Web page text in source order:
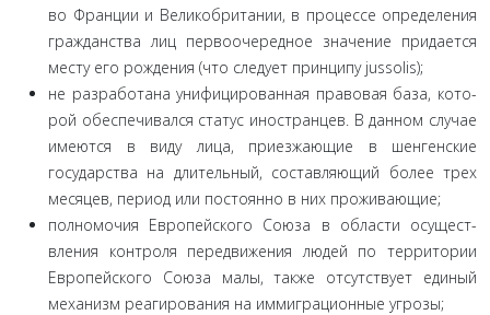
во Франции и Великобритании, в про­цессе определения
гражданства лиц первоочередное значение придается
месту его рождения (что следует принципу jussolis);
не разработана унифицированная правовая база, кото­
рой обеспечивался статус иностранцев. В данном случае
име­ются в виду лица, приезжающие в шенгенские
государства на длительный, составляющий более трех
месяцев, период или постоянно в них проживающие;
полномочия Европейского Союза в области осущест­
вления контроля передвижения людей по территории
Евро­пейского Союза малы, также отсутствует единый
механизм реагирования на иммиграционные угрозы;